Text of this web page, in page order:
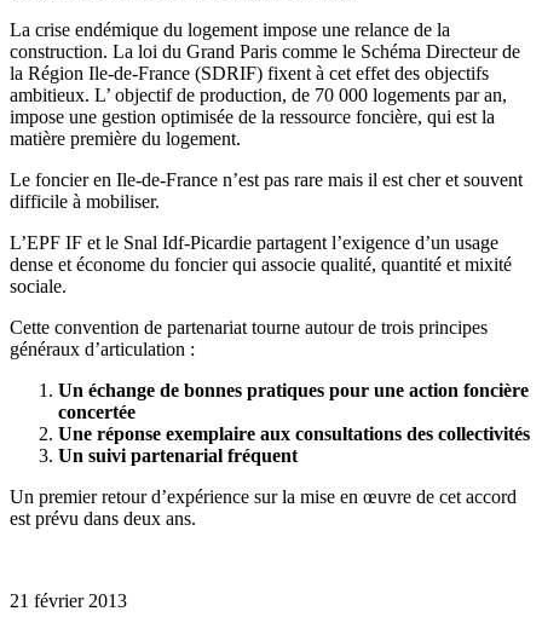
La crise endémique du logement impose une relance de la
construction. La loi du Grand Paris comme le Schéma Directeur de
la Région Ile-de-France (SDRIF) fixent à cet effet des objectifs
ambitieux. L’ objectif de production, de 70 000 logements par an,
impose une gestion optimisée de la ressource foncière, qui est la
matière première du logement.
Le foncier en Ile-de-France n’est pas rare mais il est cher et souvent
difficile à mobiliser.
L’EPF IF et le Snal Idf-Picardie partagent l’exigence d’un usage
dense et économe du foncier qui associe qualité, quantité et mixité
sociale.
Cette convention de partenariat tourne autour de trois principes
généraux d’articulation :
Un échange de bonnes pratiques pour une action foncière
concertée
Une réponse exemplaire aux consultations des collectivités
Un suivi partenarial fréquent
Un premier retour d’expérience sur la mise en œuvre de cet accord
est prévu dans deux ans.
21 février 2013